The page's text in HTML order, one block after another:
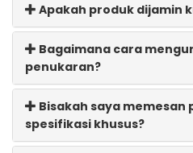
Apakah produk dijamin
Bagaimana cara
penukaran?
Bisakah saya memesan
spesifikasi khusus?